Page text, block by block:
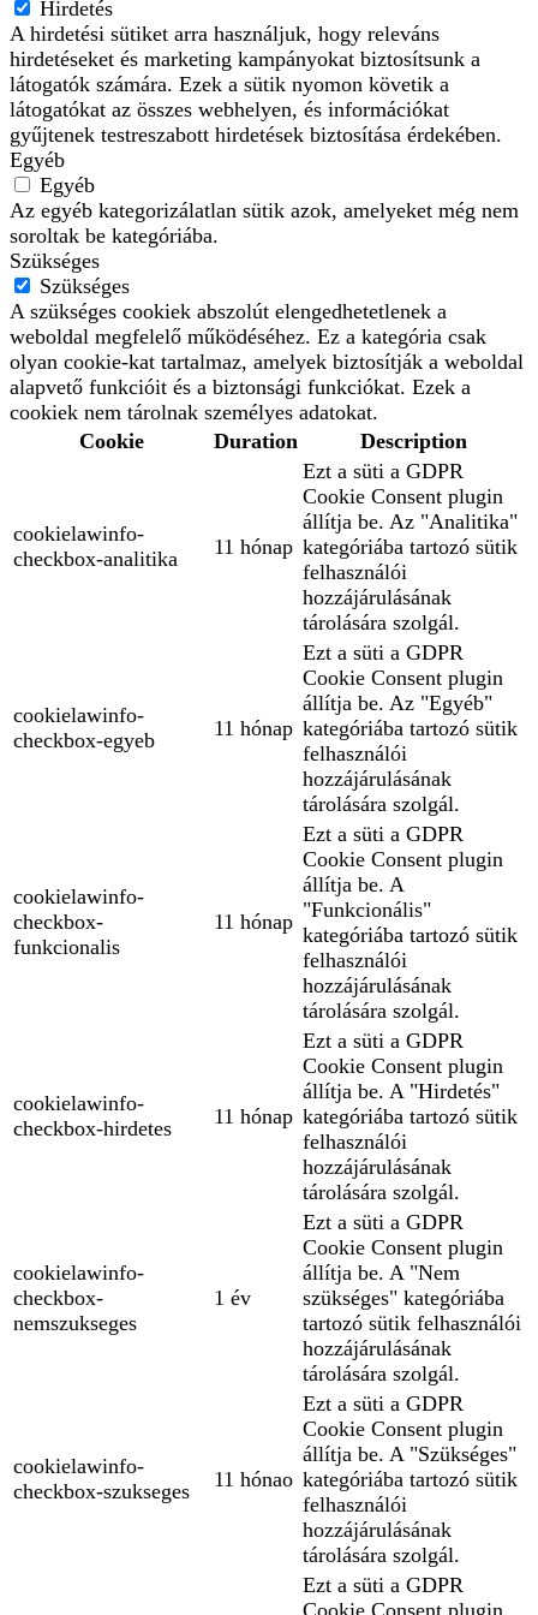
Hirdetés
A hirdetési sütiket arra használjuk, hogy releváns
hirdetéseket és marketing kampányokat biztosítsunk a
látogatók számára. Ezek a sütik nyomon követik a
látogatókat az összes webhelyen, és információkat
gyűjtenek testreszabott hirdetések biztosítása érdekében.
Egyéb
Egyéb
Az egyéb kategorizálatlan sütik azok, amelyeket még nem
soroltak be kategóriába.
Szükséges
Szükséges
A szükséges cookiek abszolút elengedhetetlenek a
weboldal megfelelő működéséhez. Ez a kategória csak
olyan cookie-kat tartalmaz, amelyek biztosítják a weboldal
alapvető funkcióit és a biztonsági funkciókat. Ezek a
cookiek nem tárolnak személyes adatokat.
Cookie
Duration Description
cookielawinfo-
checkbox-analitika
11 hónap
Ezt a süti a GDPR
Cookie Consent plugin
állítja be. Az "Analitika"
kategóriába tartozó sütik
felhasználói
hozzájárulásának
tárolására szolgál.
cookielawinfo-
checkbox-egyeb
11 hónap
Ezt a süti a GDPR
Cookie Consent plugin
állítja be. Az "Egyéb"
kategóriába tartozó sütik
felhasználói
hozzájárulásának
tárolására szolgál.
cookielawinfo-
checkbox-
funkcionalis
11 hónap
Ezt a süti a GDPR
Cookie Consent plugin
állítja be. A
"Funkcionális"
kategóriába tartozó sütik
felhasználói
hozzájárulásának
tárolására szolgál.
cookielawinfo-
checkbox-hirdetes
11 hónap
Ezt a süti a GDPR
Cookie Consent plugin
állítja be. A "Hirdetés"
kategóriába tartozó sütik
felhasználói
hozzájárulásának
tárolására szolgál.
cookielawinfo-
checkbox-
nemszukseges
1 év
Ezt a süti a GDPR
Cookie Consent plugin
állítja be. A "Nem
szükséges" kategóriába
tartozó sütik felhasználói
hozzájárulásának
tárolására szolgál.
cookielawinfo-
checkbox-szukseges
11 hónao
Ezt a süti a GDPR
Cookie Consent plugin
állítja be. A "Szükséges"
kategóriába tartozó sütik
felhasználói
hozzájárulásának
tárolására szolgál.
Ezt a süti a GDPR